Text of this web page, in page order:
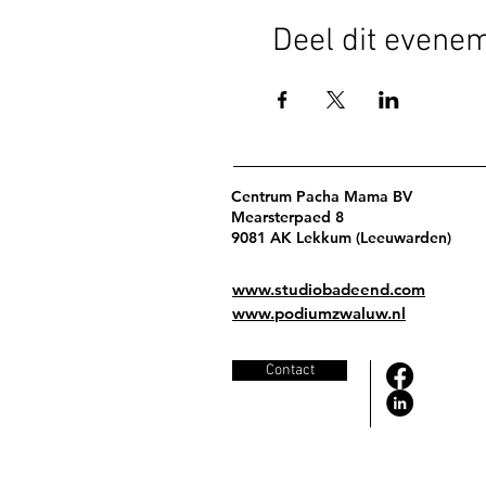
Deel dit
Centrum Pacha Mama BV
Mearsterpaed 8
9081 AK Lekkum (Leeuwarden)
www.studiobadeend.com
www.podiumzwaluw.nl
Contact